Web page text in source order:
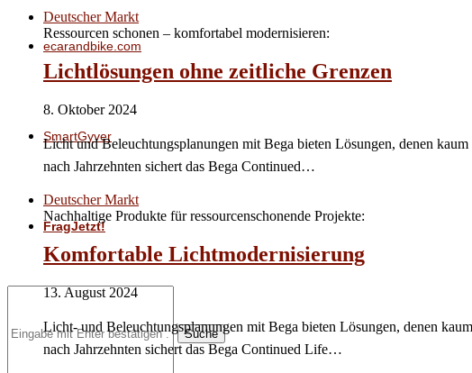
ecarandbike.com
SmartGyver
FragJetzt!
Suche
Deutscher Markt
Ressourcen schonen – komfortabel modernisieren:
Lichtlösungen ohne zeitliche Grenzen
8. Oktober 2024
Licht­ und Beleuchtungsplanungen mit Bega bieten Lösungen, denen
nach Jahrzehnten sichert das Bega Continued…
Deutscher Markt
Nachhaltige Produkte für ressourcenschonende Projekte:
Komfortable Lichtmodernisierung
13. August 2024
Licht­- und Beleuchtungsplanungen mit Bega bieten Lösungen, denen
nach Jahrzehnten sichert das Bega Continued Life…